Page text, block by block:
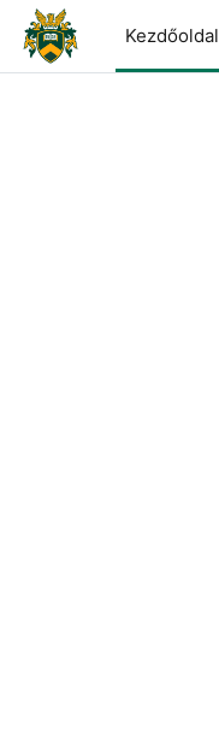
Tovább a fő tartalomhoz
Kezdőoldal